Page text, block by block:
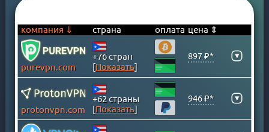
ВЕЛИКОБРИТАНИЯ
ВЕНГРИЯ
ВЕНЕСУЭЛА
ВИРГИНСКИЕ ОСТРОВА
ВЬЕТНАМ
ГАНА
ГЕРМАНИЯ
компания ⇓ страна оплата цена ⇕
purevpn.com
+76 стран
[Показать]
897 ₽* ▾
protonvpn.com
+62 страны
[Показать]
946 ₽* ▾